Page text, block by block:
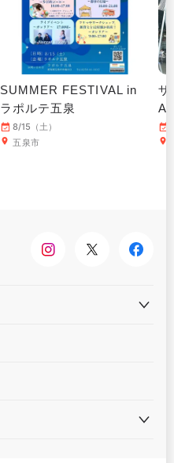
SUMMER FESTIVAL in
ラポルテ五泉
8/15（土）
五泉市
ザ
A